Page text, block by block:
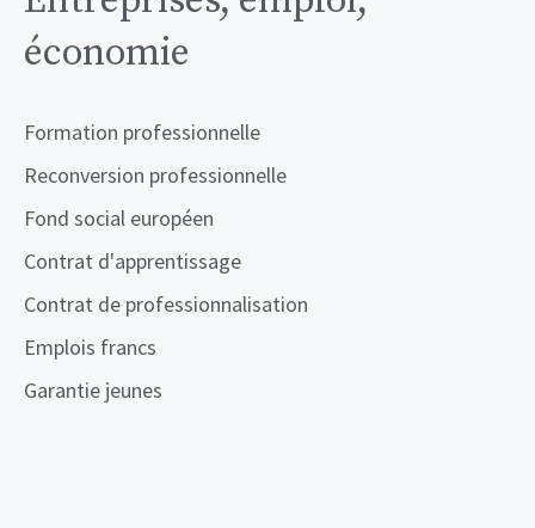
économie
Formation professionnelle
Reconversion professionnelle
Fond social européen
Contrat d'apprentissage
Contrat de professionnalisation
Emplois francs
Garantie jeunes